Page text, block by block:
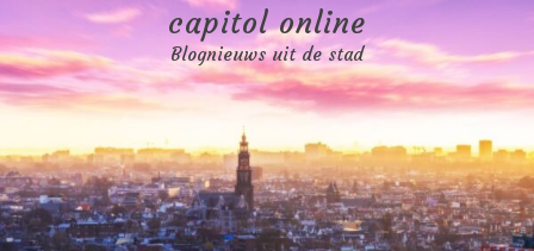
to
content
capitol online
Blognieuws uit de stad